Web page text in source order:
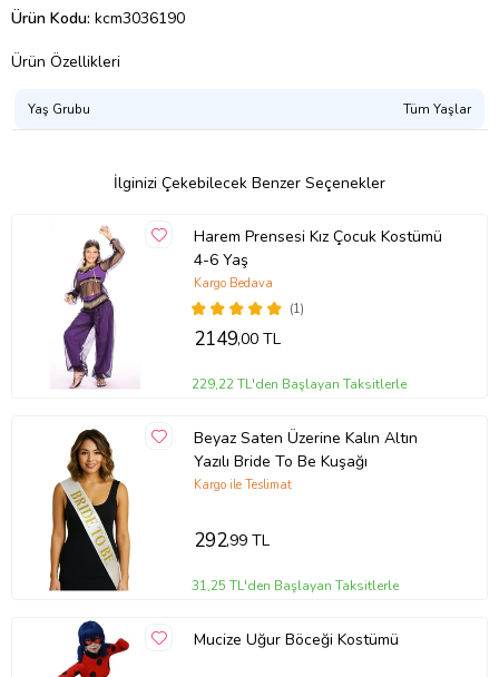
Ürün Kodu: kcm3036190
Ürün Özellikleri
Yaş Grubu Tüm Yaşlar
İlginizi Çekebilecek Benzer Seçenekler
Harem Prensesi Kız Çocuk Kostümü
4-6 Yaş
(1)
Kargo Bedava
2149,00 TL
229,22 TL'den Başlayan Taksitlerle
Beyaz Saten Üzerine Kalın Altın
Yazılı Bride To Be Kuşağı
Kargo ile Teslimat
292,99 TL
31,25 TL'den Başlayan Taksitlerle
Mucize Uğur Böceği Kostümü